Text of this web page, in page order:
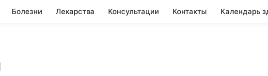
Болезни Лекарства Консультации Контакты Календарь